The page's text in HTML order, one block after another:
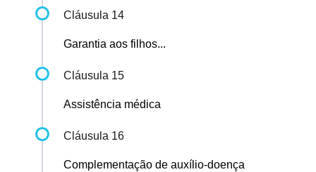
Cláusula 14
Garantia aos filhos...
Cláusula 15
Assistência médica
Cláusula 16
Complementação de auxílio-doença